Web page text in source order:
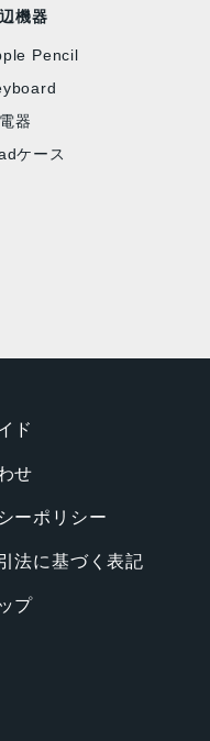
機器
Pencil
器
ケース
ド
せ
ーポリシー
法に基づく表記
プ